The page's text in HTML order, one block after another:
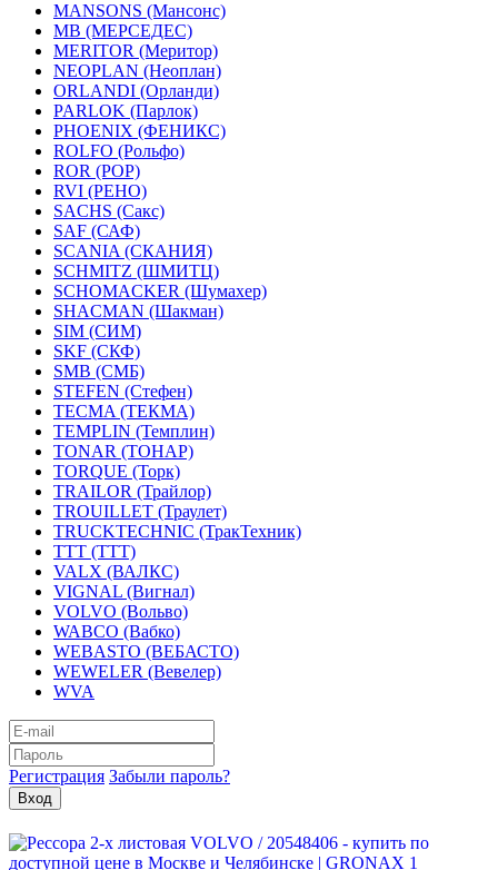
MANSONS (Мансонс)
MB (МЕРСЕДЕС)
MERITOR (Меритор)
NEOPLAN (Неоплан)
ORLANDI (Орланди)
PARLOK (Парлок)
PHOENIX (ФЕНИКС)
ROLFO (Рольфо)
ROR (РОР)
RVI (РЕНО)
SACHS (Сакс)
SAF (САФ)
SCANIA (СКАНИЯ)
SCHMITZ (ШМИТЦ)
SCHOMACKER (Шумахер)
SHACMAN (Шакман)
SIM (СИМ)
SKF (СКФ)
SMB (СМБ)
STEFEN (Стефен)
TECMA (ТЕКМА)
TEMPLIN (Темплин)
TONAR (ТОНАР)
TORQUE (Торк)
TRAILOR (Трайлор)
TROUILLET (Траулет)
TRUCKTECHNIC (ТракТехник)
TTT (ТТТ)
VALX (ВАЛКС)
VIGNAL (Вигнал)
VOLVO (Вольво)
WABCO (Вабко)
WEBASTO (ВЕБАСТО)
WEWELER (Вевелер)
WVA
Регистрация Забыли пароль?